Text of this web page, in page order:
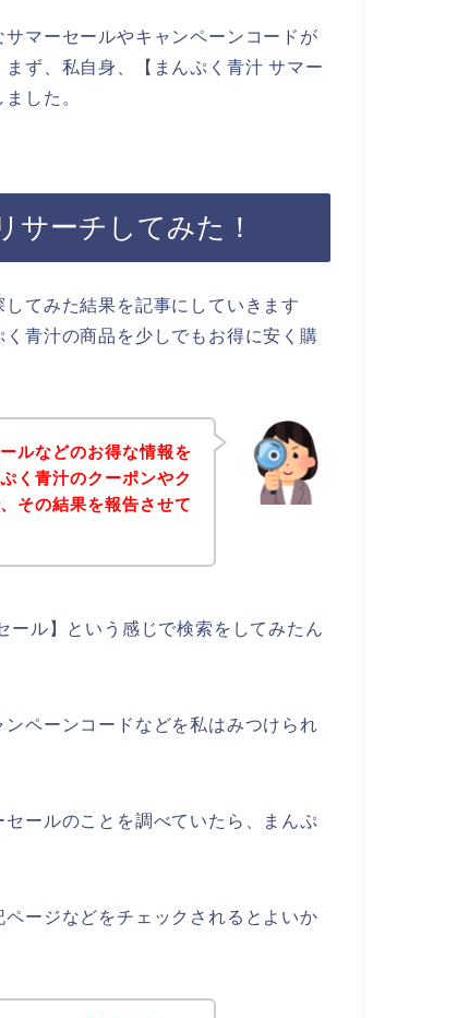
マーセールやキャンペーンコードが
ず、私自身、【まんぷく青汁 サマー
した。
サーチしてみた！
てみた結果を記事にしていきます
青汁の商品を少しでもお得に安く購
ルなどのお得な情報を
く青汁のクーポンやク
その結果を報告させて
ール】という感じで検索をしてみたん
ペーンコードなどを私はみつけられ
ールのことを調べていたら、まんぷ
ージなどをチェックされるとよいか